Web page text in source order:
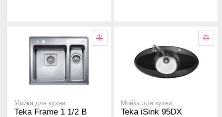
Мойка для кухни
Teka Frame 1 1/2 B
Мойка для кухни
Teka iSink 95DX